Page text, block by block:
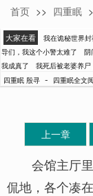
殷寻
首页 >> 四重眠
大家在看 我在诡秘世界
导们，我这个小警太难了
阴
我成真了
我死后被老婆养
四重眠 殷寻 - 四重眠全文
上一章
会馆主厅
侃地，各个凑